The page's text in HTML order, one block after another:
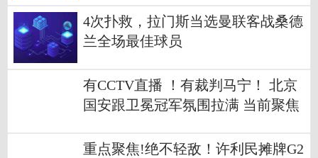
4次扑救，拉门斯当选曼联客战桑德
兰全场最佳球员
有CCTV直播 ！有裁判马宁！ 北京
国安跟卫冕冠军氛围拉满 当前聚焦
重点聚焦!绝不轻敌！许利民摊牌G2